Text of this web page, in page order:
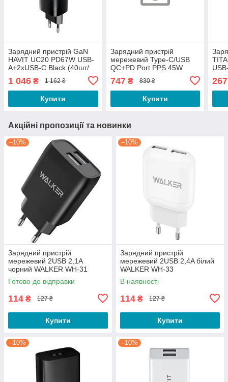
Зарядний пристрій GaN
HAVIT UC20 PD67W USB-
A+2xUSB-C Black (40шт/
1 046 ₴ 1 162 ₴
Купити
Зарядний пристрій
мережевий Type-C/USB
QC+PD Port PPS 45W
білий GaN Mini ColorWay
CW-CHS060PD-WT
747₴ 830 ₴
Купити
267
Акційні пропозиції та новинки
–10%
Зарядний пристрій
мережевий 2USB 2,1А
чорний WALKER WH-31
Готово до відправки
114 ₴ 127 ₴
Купити
–10%
Зарядний пристрій
мережевий 2USB 2,4A білий
WALKER WH-33
В наявності
114 ₴ 127 ₴
Купити
–10% –10%